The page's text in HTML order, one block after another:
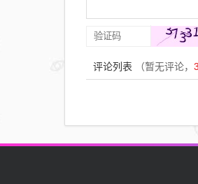
评论列表 （暂无评论，